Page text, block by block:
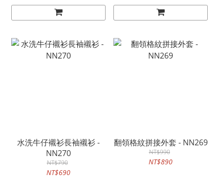
水洗牛仔襯衫長袖襯衫 -
NN270
NT$790
NT$690
翻領格紋拼接外套 - NN269
NT$990
NT$890